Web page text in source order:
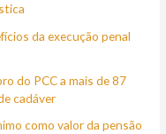
da execução penal
do PCC a mais de 87
cadáver
como valor da pensão